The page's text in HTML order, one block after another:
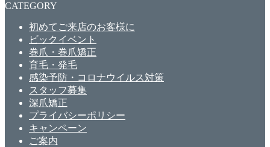
CATEGORY
初めてご来店のお客様に
ビックイベント
巻爪・巻爪矯正
育毛・発毛
感染予防・コロナウイルス対策
スタッフ募集
深爪矯正
プライバシーポリシー
キャンペーン
ご案内